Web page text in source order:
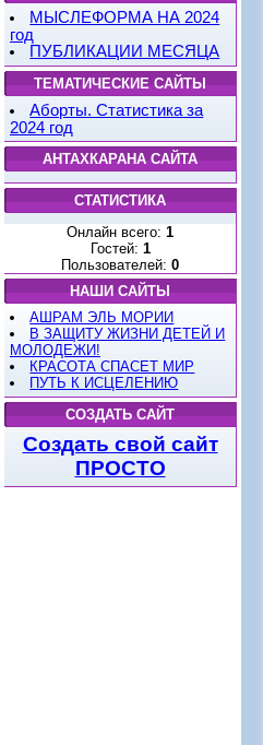
МЫСЛЕФОРМА НА 2024
год
ПУБЛИКАЦИИ МЕСЯЦА
ТЕМАТИЧЕСКИЕ САЙТЫ
Аборты. Статистика за
2024 год
АНТАХКАРАНА САЙТА
СТАТИСТИКА
Онлайн всего: 1
Гостей: 1
Пользователей: 0
НАШИ САЙТЫ
АШРАМ ЭЛЬ МОРИИ
В ЗАЩИТУ ЖИЗНИ ДЕТЕЙ И
МОЛОДЕЖИ!
КРАСОТА СПАСЕТ МИР
ПУТЬ К ИСЦЕЛЕНИЮ
СОЗДАТЬ САЙТ
Создать свой сайт
ПРОСТО